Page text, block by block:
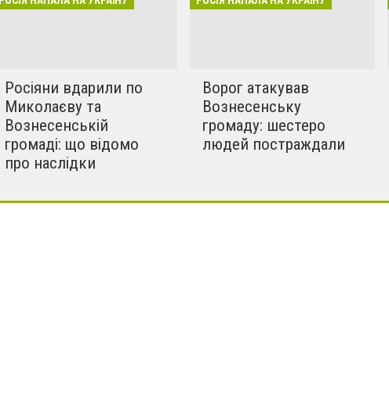
за нашу свободу!!
Росіяни вдарили по
Миколаєву та
Вознесенській
громаді: що відомо
про наслідки
Ворог атакував
Вознесенську
громаду: шестеро
людей постраждали